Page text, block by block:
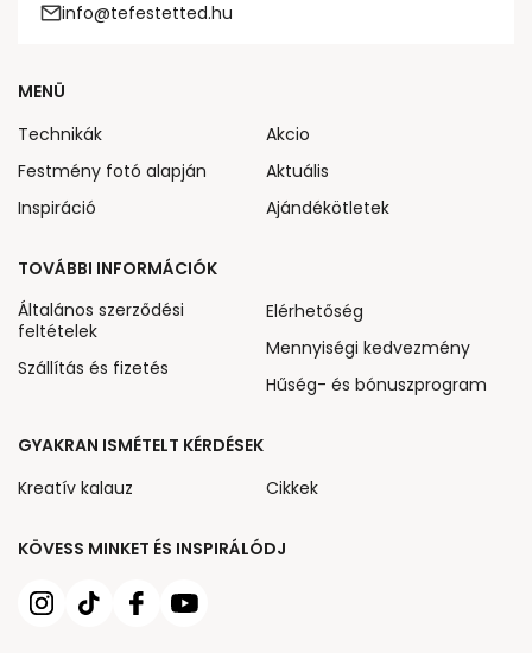
info@tefestetted.hu
KÖVESS MINKET ÉS INSPIRÁLÓDJ
MENÜ
Technikák
Festmény fotó alapján
Inspiráció
Akcio
Aktuális
Ajándékötletek
TOVÁBBI INFORMÁCIÓK
Általános szerződési
feltételek
Szállítás és fizetés
Elérhetőség
Mennyiségi kedvezmény
Hűség- és bónuszprogram
GYAKRAN ISMÉTELT KÉRDÉSEK
Kreatív kalauz
Cikkek